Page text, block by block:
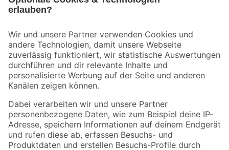
Der toom Newsletter: Keine Angebote und Aktionen mehr verpassen!
Zur Newsletter Anmeldung
Folge uns
Zahlungsarten Versandarten